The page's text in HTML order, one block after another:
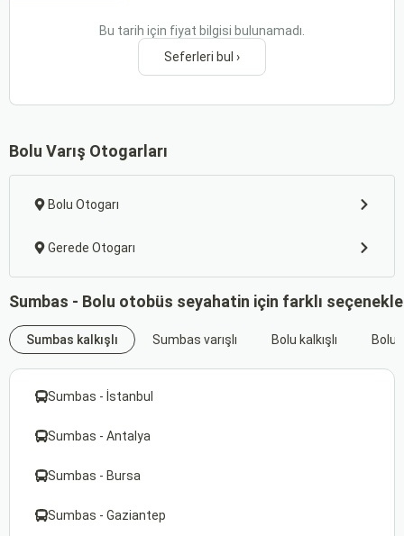
Bu tarih için fiyat bilgisi bulunamadı.
Seferleri bul ›
Bolu Varış Otogarları
Bolu Otogarı
Gerede Otogarı
Sumbas - Bolu otobüs seyahatin için farklı
Sumbas kalkışlı Sumbas varışlı Bolu kalkışlı Bolu
Sumbas - İstanbul
Sumbas - Antalya
Sumbas - Bursa
Sumbas - Gaziantep